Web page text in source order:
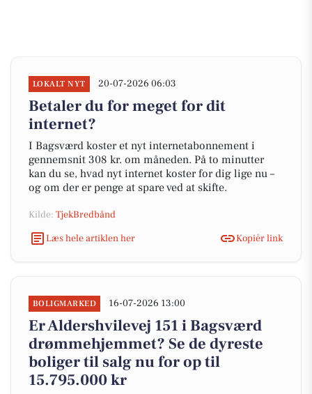
LOKALT NYT 20-07-2026 06:03
Betaler du for meget for dit
internet?
I Bagsværd koster et nyt internetabonnement i
gennemsnit 308 kr. om måneden. På to minutter
kan du se, hvad nyt internet koster for dig lige nu –
og om der er penge at spare ved at skifte.
Kilde: TjekBredbånd
Læs hele artiklen her
Kopiér link
BOLIGMARKED 16-07-2026 13:00
Er Aldershvilevej 151 i Bagsværd
drømmehjemmet? Se de dyreste
boliger til salg nu for op til
15.795.000 kr